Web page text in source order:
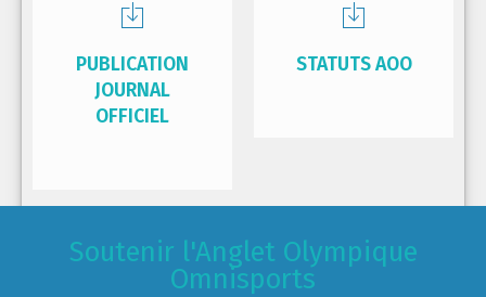
PUBLICATION
JOURNAL
OFFICIEL
STATUTS AOO
Soutenir l'Anglet Olympique
Omnisports